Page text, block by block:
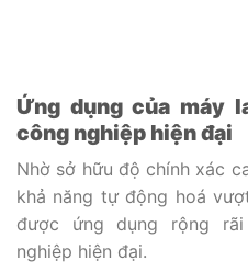
Ứng dụng của máy
công nghiệp hiện đại
Nhờ sở hữu độ chính xác
khả năng tự động hoá
được ứng dụng rộng
nghiệp hiện đại.